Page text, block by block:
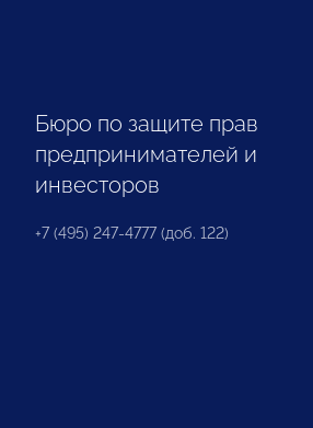
Бюро по защите прав
предпринимателей и
инвесторов
+7 (495) 247-4777 (доб. 122)